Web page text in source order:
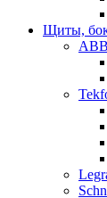
Щиты,
ABB